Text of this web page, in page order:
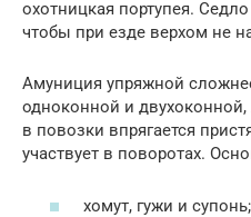
охотницкая портупея.
чтобы при езде верхом не
Амуниция упряжной
одноконной и
в повозки впрягается
участвует в поворотах.
хомут, гужи и супонь;